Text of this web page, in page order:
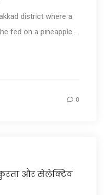
district where a
fed on a pineapple...
0
और सेलेक्टिव